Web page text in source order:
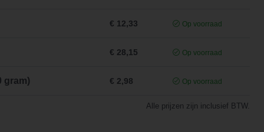
€ 12,33 Op voorraad
€ 28,15 Op voorraad
gram) € 2,98 Op voorraad
Alle prijzen zijn inclusief BTW.